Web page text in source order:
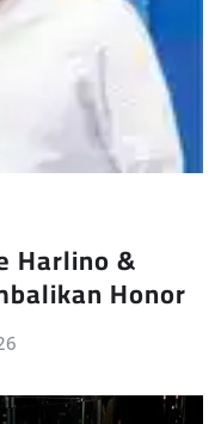
Harlino &
Honor